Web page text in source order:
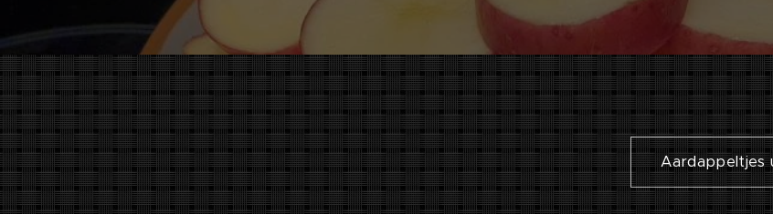
Aardappeltjes